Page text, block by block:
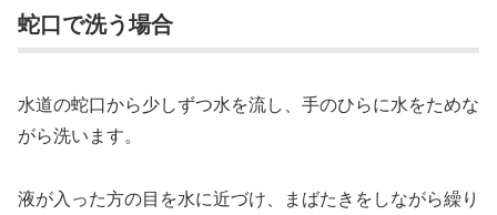
蛇口で洗う場合
水道の蛇口から少しずつ水を流し、手のひらに水をためな
がら洗います。
液が入った方の目を水に近づけ、まばたきをしながら繰り